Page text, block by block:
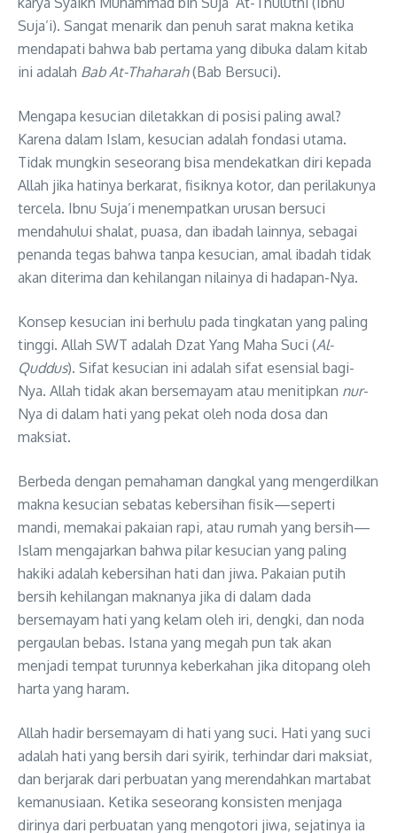
Suja’i). Sangat menarik dan penuh sarat makna ketika
mendapati bahwa bab pertama yang dibuka dalam kitab
ini adalah Bab At-Thaharah(Bab Bersuci).
Mengapa kesucian diletakkan di posisi paling awal?
Karena dalam Islam, kesucian adalah fondasi utama.
Tidak mungkin seseorang bisa mendekatkan diri kepada
Allah jika hatinya berkarat, fisiknya kotor, dan perilakunya
tercela. Ibnu Suja’i menempatkan urusan bersuci
mendahului shalat, puasa, dan ibadah lainnya, sebagai
penanda tegas bahwa tanpa kesucian, amal ibadah tidak
akan diterima dan kehilangan nilainya di hadapan-Nya.
Konsep kesucian ini berhulu pada tingkatan yang paling
tinggi. Allah SWT adalah Dzat Yang Maha Suci (Al-
Quddus). Sifat kesucian ini adalah sifat esensial bagi-
Nya. Allah tidak akan bersemayam atau menitipkan nur-
Nya di dalam hati yang pekat oleh noda dosa dan
maksiat.
Berbeda dengan pemahaman dangkal yang mengerdilkan
makna kesucian sebatas kebersihan fisik—seperti
mandi, memakai pakaian rapi, atau rumah yang bersih—
Islam mengajarkan bahwa pilar kesucian yang paling
hakiki adalah kebersihan hati dan jiwa. Pakaian putih
bersih kehilangan maknanya jika di dalam dada
bersemayam hati yang kelam oleh iri, dengki, dan noda
pergaulan bebas. Istana yang megah pun tak akan
menjadi tempat turunnya keberkahan jika ditopang oleh
harta yang haram.
Allah hadir bersemayam di hati yang suci. Hati yang suci
adalah hati yang bersih dari syirik, terhindar dari maksiat,
dan berjarak dari perbuatan yang merendahkan martabat
kemanusiaan. Ketika seseorang konsisten menjaga
dirinya dari perbuatan yang mengotori jiwa, sejatinya ia